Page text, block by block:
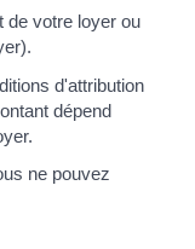
de votre loyer ou
d'attribution
dépend
ne pouvez